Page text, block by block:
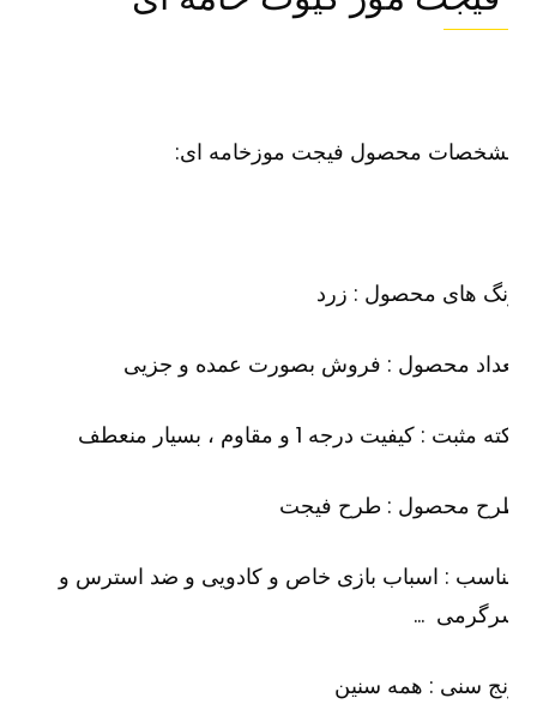
محصول فیجت موزخامه ای:
های محصول : زرد
محصول : فروش بصورت عمده و جزیی
مثبت : کیفیت درجه 1 و مقاوم ، بسیار منعطف
محصول : طرح فیجت
: اسباب بازی خاص و کادویی و ضد استرس و
…
سنی : همه سنین